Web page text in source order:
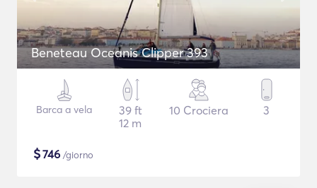
Beneteau Oceanis Clipper 393
Barca a vela
39 ft
12 m
10 Crociera 3
$746 /giorno